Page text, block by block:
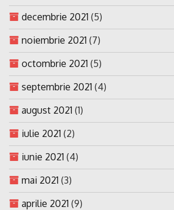
decembrie 2021 (5)
noiembrie 2021 (7)
octombrie 2021 (5)
septembrie 2021 (4)
august 2021 (1)
iulie 2021 (2)
iunie 2021 (4)
mai 2021 (3)
aprilie 2021 (9)